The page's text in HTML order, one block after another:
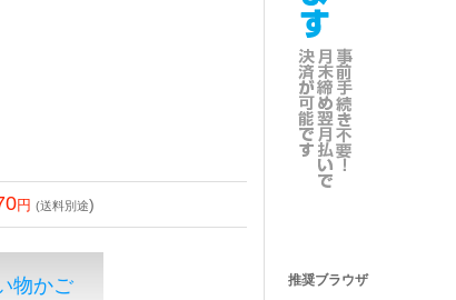
推奨ブラウザ
(送料別途)